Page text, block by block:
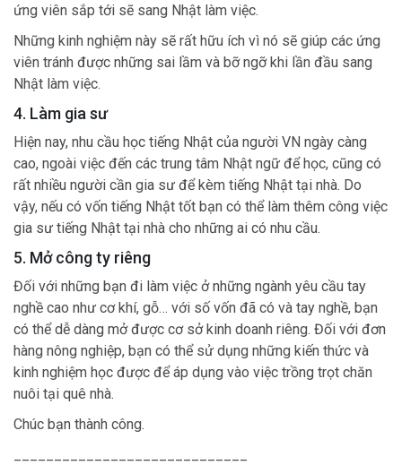
ứng viên sắp tới sẽ sang Nhật làm việc.
Những kinh nghiệm này sẽ rất hữu ích vì nó sẽ giúp các ứng
viên tránh được những sai lầm và bỡ ngỡ khi lần đầu sang
Nhật làm việc.
4. Làm gia sư
Hiện nay, nhu cầu học tiếng Nhật của người VN ngày càng
cao, ngoài việc đến các trung tâm Nhật ngữ để học, cũng có
rất nhiều người cần gia sư để kèm tiếng Nhật tại nhà. Do
vậy, nếu có vốn tiếng Nhật tốt bạn có thể làm thêm công việc
gia sư tiếng Nhật tại nhà cho những ai có nhu cầu.
5. Mở công ty riêng
Đối với những bạn đi làm việc ở những ngành yêu cầu tay
nghề cao như cơ khí, gỗ… với số vốn đã có và tay nghề, bạn
có thể dễ dàng mở được cơ sở kinh doanh riêng. Đối với đơn
hàng nông nghiệp, bạn có thể sử dụng những kiến thức và
kinh nghiệm học được để áp dụng vào việc trồng trọt chăn
nuôi tại quê nhà.
Chúc bạn thành công.